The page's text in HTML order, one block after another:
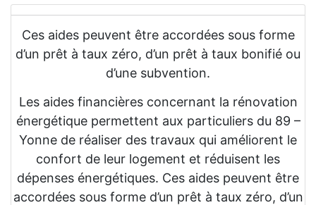
Ces aides peuvent être accordées sous forme
d’un prêt à taux zéro, d’un prêt à taux bonifié ou
d’une subvention.
Les aides financières concernant la rénovation
énergétique permettent aux particuliers du 89 –
Yonne de réaliser des travaux qui améliorent le
confort de leur logement et réduisent les
dépenses énergétiques. Ces aides peuvent être
accordées sous forme d’un prêt à taux zéro, d’un